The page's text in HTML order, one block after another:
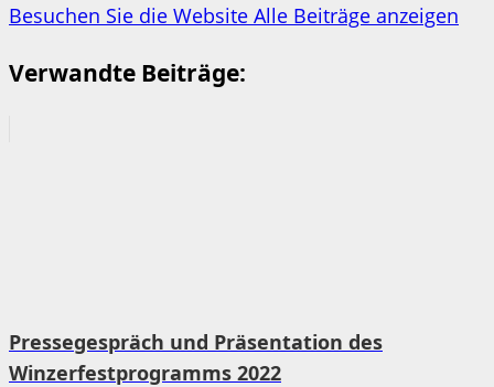
Besuchen Sie die Website Alle Beiträge anzeigen
Verwandte Beiträge:
Pressegespräch und Präsentation des
Winzerfestprogramms 2022